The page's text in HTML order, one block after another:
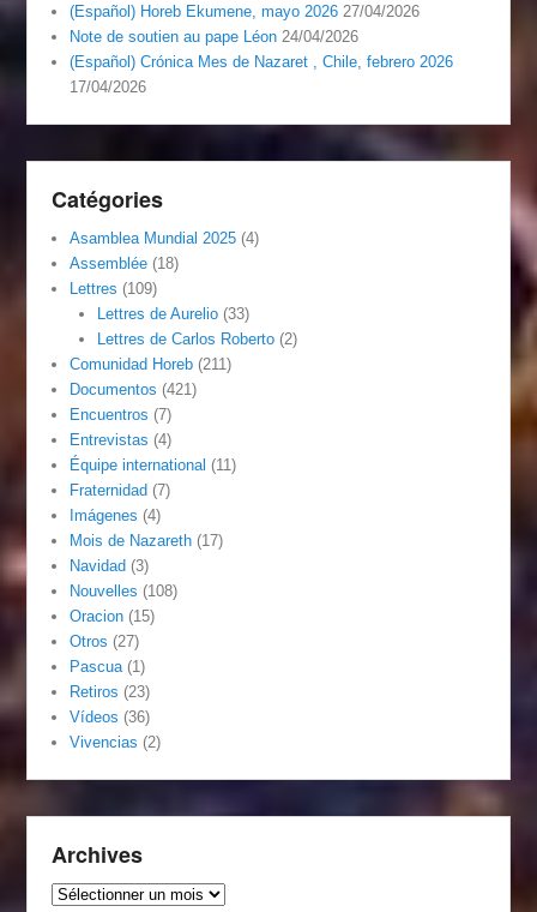
(Español) Horeb Ekumene, mayo 2026 27/04/2026
Note de soutien au pape Léon 24/04/2026
(Español) Crónica Mes de Nazaret , Chile, febrero 2026
17/04/2026
Catégories
Asamblea Mundial 2025 (4)
Assemblée (18)
Lettres (109)
Lettres de Aurelio(33)
Lettres de Carlos Roberto(2)
Comunidad Horeb (211)
Documentos (421)
Encuentros (7)
Entrevistas (4)
Équipe international (11)
Fraternidad (7)
Imágenes (4)
Mois de Nazareth (17)
Navidad (3)
Nouvelles (108)
Oracion (15)
Otros (27)
Pascua (1)
Retiros (23)
Vídeos (36)
Vivencias (2)
Archives
Archives